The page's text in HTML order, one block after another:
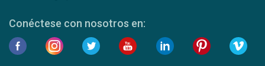
Conéctese con nosotros en: